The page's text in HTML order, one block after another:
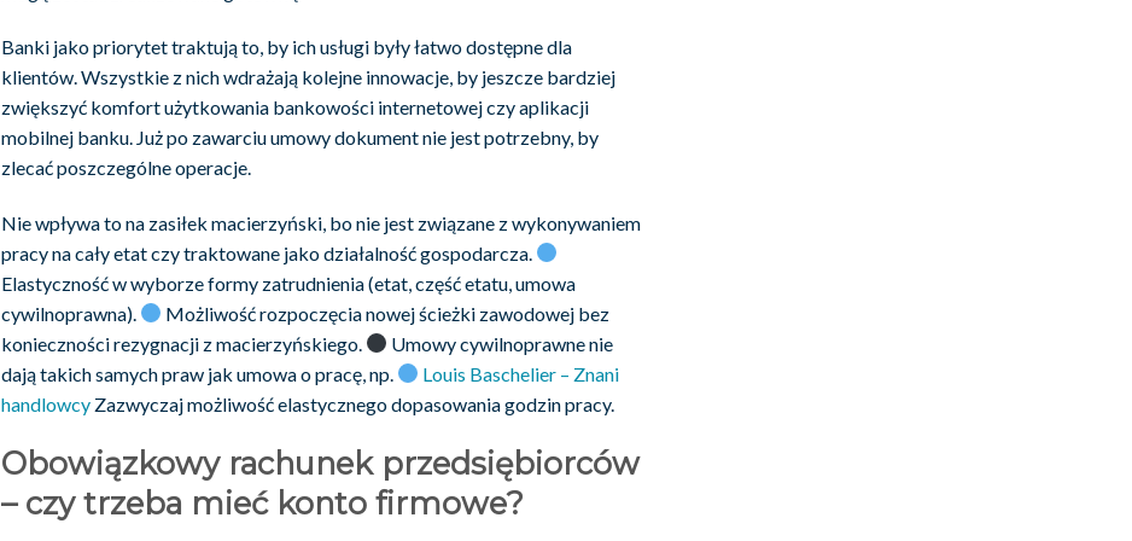
Banki jako priorytet traktują to, by ich usługi były łatwo dostępne dla
klientów. Wszystkie z nich wdrażają kolejne innowacje, by jeszcze bardziej
zwiększyć komfort użytkowania bankowości internetowej czy aplikacji
mobilnej banku. Już po zawarciu umowy dokument nie jest potrzebny, by
zlecać poszczególne operacje.
Nie wpływa to na zasiłek macierzyński, bo nie jest związane z wykonywaniem
pracy na cały etat czy traktowane jako działalność gospodarcza.
Elastyczność w wyborze formy zatrudnienia (etat, część etatu, umowa
cywilnoprawna).
Możliwość rozpoczęcia nowej ścieżki zawodowej bez
konieczności rezygnacji z macierzyńskiego.
Umowy cywilnoprawne nie
dają takich samych praw jak umowa o pracę, np.
Louis Baschelier – Znani
handlowcy Zazwyczaj możliwość elastycznego dopasowania godzin pracy.
Obowiązkowy rachunek przedsiębiorców
– czy trzeba mieć konto firmowe?